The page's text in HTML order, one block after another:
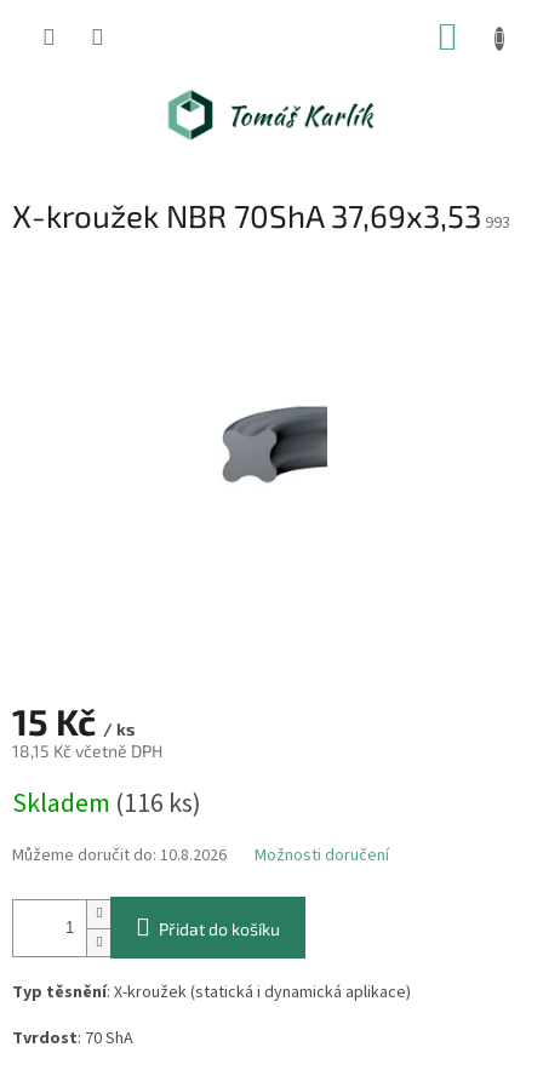
X-kroužek NBR 70ShA 37,69x3,53 993
15 Kč / ks
18,15 Kč včetně DPH
cena:
Skladem (116 ks)
Můžeme doručit do: 10.8.2026 Možnosti doručení
Přidat do košíku
Typ těsnění: X-kroužek (statická i dynamická aplikace)
Tvrdost: 70 ShA